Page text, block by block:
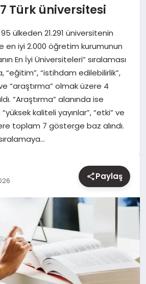
Türk üniversitesi
ülkeden 21.291 üniversitenin
en iyi 2.000 öğretim kurumunun
En İyi Üniversiteleri” sıralaması
“eğitim”, “istihdam edilebilirlik”,
“araştırma” olmak üzere 4
“Araştırma” alanında ise
“yüksek kaliteli yayınlar”, “etki” ve
toplam 7 gösterge baz alındı.
Paylaş